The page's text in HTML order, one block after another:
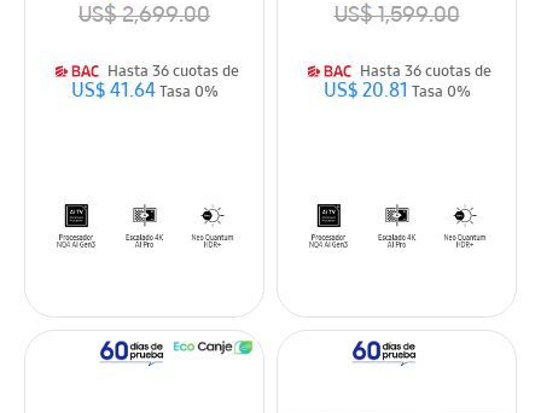
US$ 2,699.00
Hasta 36 cuotas de
US$ 41.64Tasa 0%
US$ 1,599.00
Hasta 36 cuotas de
US$ 20.81 Tasa 0%